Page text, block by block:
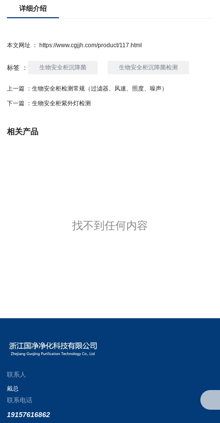
详细介绍
本文网址 ： https://www.cgjjh.com/product/117.html
标签 ： 生物安全柜沉降菌 生物安全柜沉降菌检测
上一篇 ： 生物安全柜检测常规（过滤器、风速、照度、噪声）
下一篇 ： 生物安全柜紫外灯检测
相关产品
找不到任何内容
联系人
戴总
联系电话
19157616862